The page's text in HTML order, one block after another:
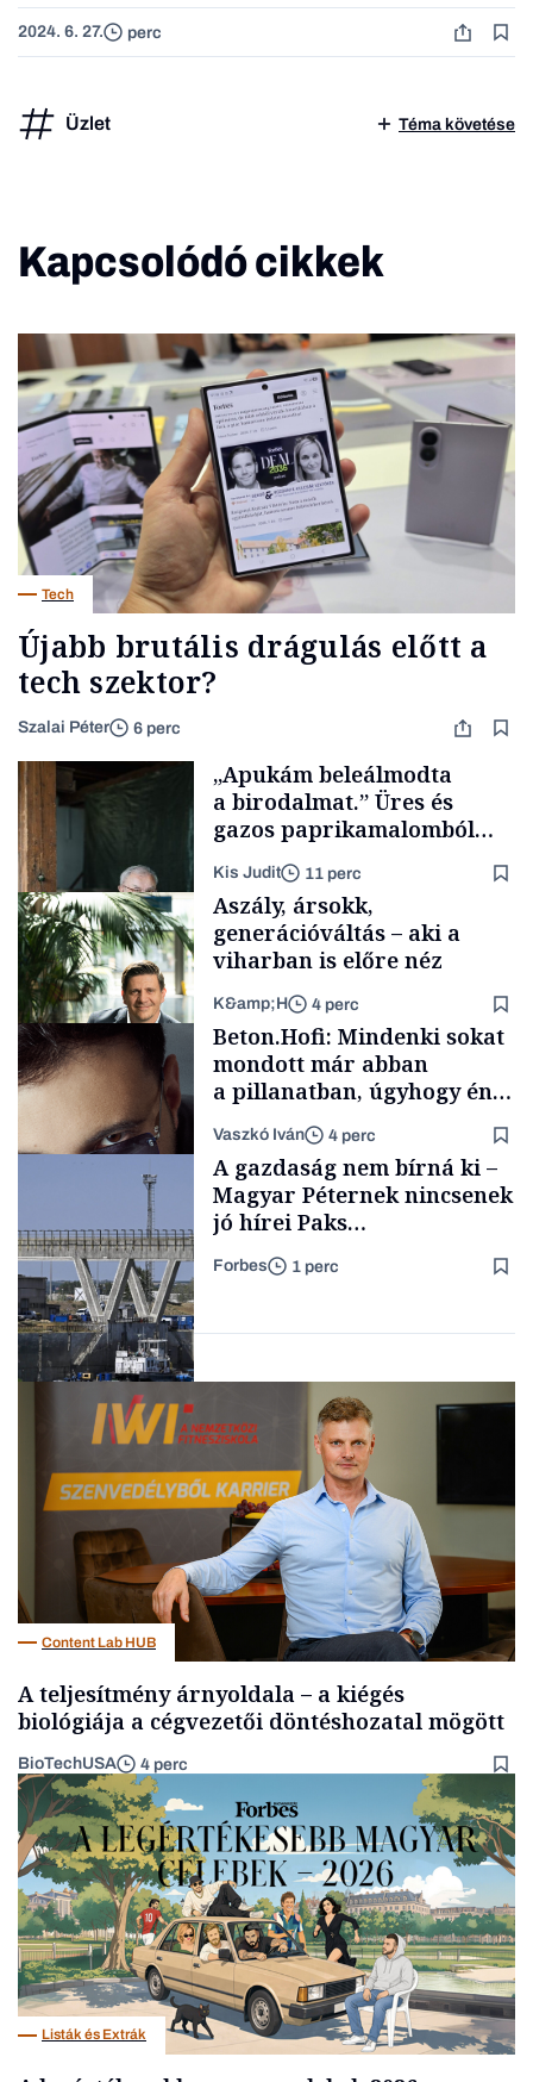
2024. 6. 27. perc
Üzlet Téma követése
Kapcsolódó cikkek
Tech
Újabb brutális drágulás előtt a
tech szektor?
Szalai Péter 6 perc
Családi
vállalkozások
„Apukám beleálmodta
a birodalmat.” Üres és
gazos paprikamalomból
lett az igazi családi
fűszersztori
Kis Judit 11 perc
TÁMOGATÓI
Aszály, ársokk,
generációváltás – aki a
viharban is előre néz
K&amp;H 4 perc
Forbes-sztori
Beton.Hofi: Mindenki sokat
mondott már abban
a pillanatban, úgyhogy én
a legsarkosabb
gondolataimat akartam
kimondani
Vaszkó Iván 4 perc
A gazdaság nem bírná ki –
Magyar Péternek nincsenek
jó hírei Paks
újraindításáról
Forbes 1 perc
Content Lab HUB
A teljesítmény árnyoldala – a kiégés
biológiája a cégvezetői döntéshozatal mögött
BioTechUSA 4 perc
Listák és Extrák